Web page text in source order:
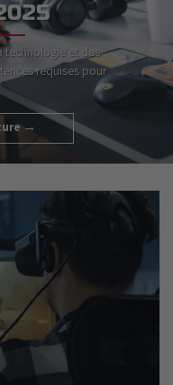
technologie et des
requises pour
→